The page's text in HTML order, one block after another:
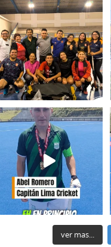
ver mas...